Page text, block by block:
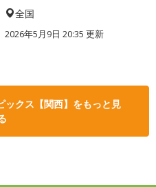
全国
2026年5月9日 20:35 更新
ックス【関西】をもっと見